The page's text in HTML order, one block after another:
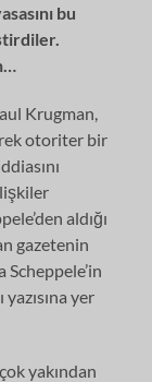
bu
Krugman,
otoriter bir
aldığı
gazetenin
yer
yakından